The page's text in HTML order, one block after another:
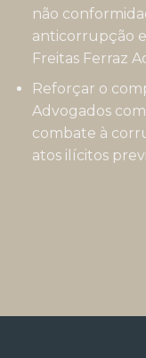
não
anticorrupção
Freitas Ferraz
Reforçar o
Advogados
combate à
atos ilícitos